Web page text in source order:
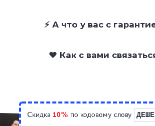
⚡ А что у вас с
❤️ Как с вами
Скидка 10% по кодовому слову